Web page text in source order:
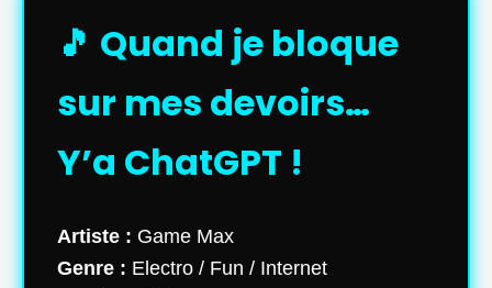
🎵 Quand je bloque
sur mes devoirs…
Y’a ChatGPT !
Artiste : Game Max
Genre : Electro / Fun / Internet